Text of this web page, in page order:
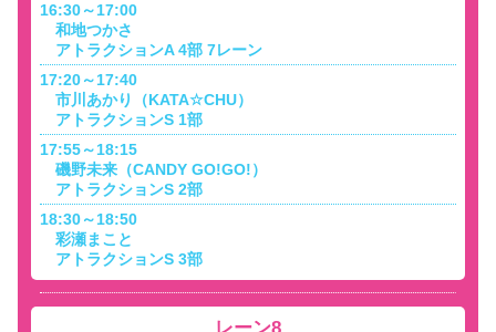
16:30～17:00
和地つかさ
アトラクションA 4部 7レーン
17:20～17:40
市川あかり（KATA☆CHU）
アトラクションS 1部
17:55～18:15
磯野未来（CANDY GO!GO!）
アトラクションS 2部
18:30～18:50
彩瀬まこと
アトラクションS 3部